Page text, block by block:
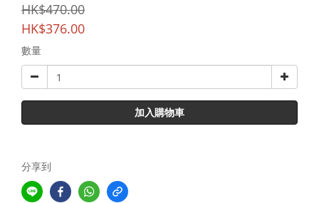
HK$470.00
HK$376.00
數量
加入購物車
分享到